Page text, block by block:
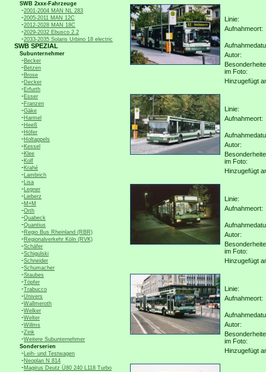
SWB 2xxx-Fahrzeuge
-2001-2004 MAN NL 283
-2005-2011 MAN 12C
-2012-2028 MAN 18C
-2029-2032 Ebusco 2.2
-2033-2035 Solaris Urbino 18 electric
SWB SPEZIAL
Subunternehmer
-Becker
-Betzen
-Brose
-Decker
-Erfurth
-Esser
-Franzen
-Gäke
-Harmel
-Heeß
-Höfer
-Holtappels
-Kessel
-Klee
-Kolf
-Krahé
-Lambrich
-Lisa
-Legner
-Lieberz
-M+M
-Orth
-Quabeck
-Quantius
-Regio Bus Rheinland (RBR)
-Regionalverkehr Köln (RVK)
-Schäfer
-Schigulski
-Schneider
-Schumacher
-Staubes
-Töpfer
-Trabucco
-Univers
-Wallmeroth
-Welker
-Welter
-Willms
-Zink
-Weitere Subunternehmer
Sonderserien
-Leih- und Testwagen
-Neoplan N 814
-Magirus Deutz Ü80 240 L118 Turbo
Linie:
Aufnahmeort:
Autor:
im Foto:
Hinzugefügt
Linie:
Aufnahmeort:
Autor:
im Foto:
Hinzugefügt
Linie:
Aufnahmeort:
Autor:
im Foto:
Hinzugefügt
Linie:
Aufnahmeort:
Autor:
im Foto:
Hinzugefügt